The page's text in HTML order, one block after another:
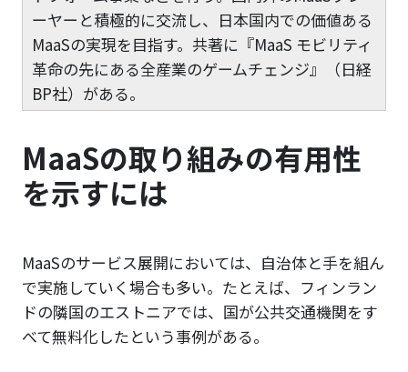
ーヤーと積極的に交流し、日本国内での価値ある
MaaSの実現を目指す。共著に『MaaS モビリティ
革命の先にある全産業のゲームチェンジ』（日経
BP社）がある。
MaaSの取り組みの有用性
を示すには
MaaSのサービス展開においては、自治体と手を組ん
で実施していく場合も多い。たとえば、フィンラン
ドの隣国のエストニアでは、国が公共交通機関をす
べて無料化したという事例がある。